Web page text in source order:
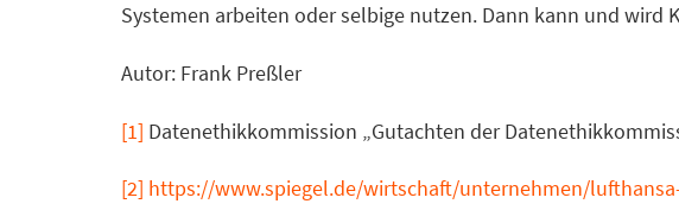
Systemen arbeiten oder selbige nutzen. Dann kann und wird
Autor: Frank Preßler
[1] Datenethikkommission „Gutachten der
[2] https://www.spiegel.de/wirtschaft/unternehmen/